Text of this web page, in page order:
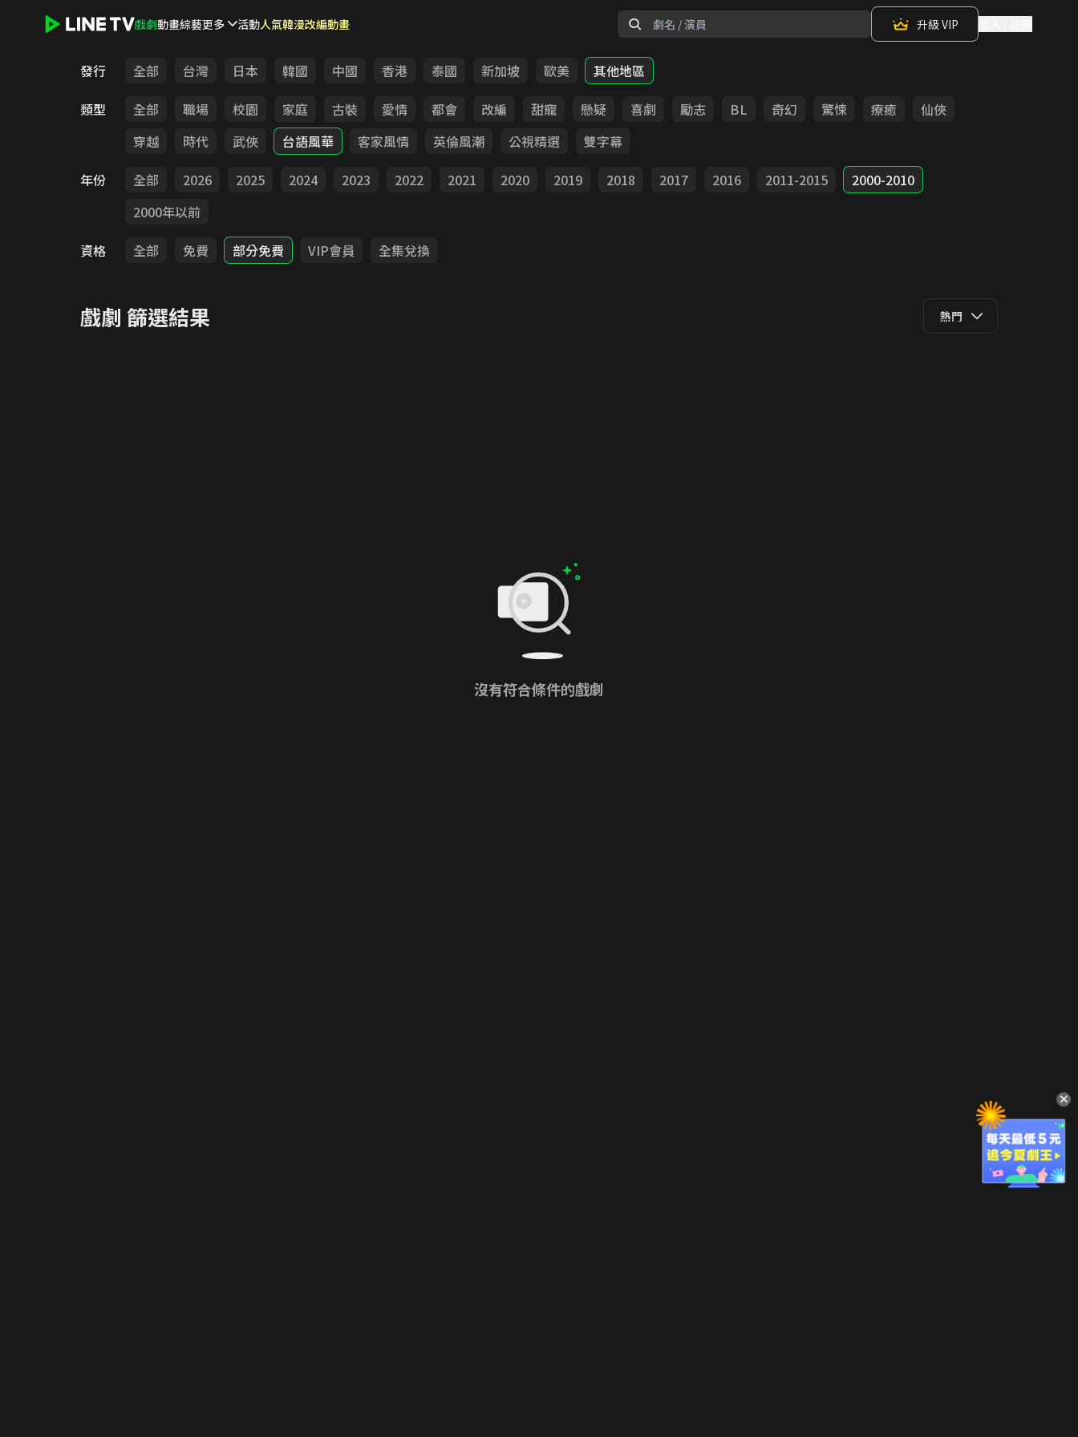
戲劇動畫綜藝更多 活動人氣韓漫改編動畫 升級 VIP
發行 全部 台灣 日本 韓國 中國 香港 泰國 新加坡 歐美
其他地區
類型
全部 職場 校園 家庭 古裝 愛情 都會 改編 甜寵 懸疑 喜劇 勵志 BL 奇幻 驚悚 療癒
仙俠
穿越
時代 武俠 台語風華 客家風情 英倫風潮 公視精選
雙字幕
年份
全部 2026 2025 2024 2023 2022 2021 2020 2019 2018 2017 2016 2011-2015
2000-2010
2000年以前
資格
全部 免費 部分免費 VIP會員 全集兌換
戲劇 篩選結果 熱門
沒有符合條件的戲劇